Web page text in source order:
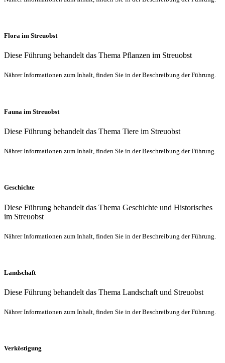
Flora im Streuobst
Diese Führung behandelt das Thema Pflanzen im Streuobst
Nährer Informationen zum Inhalt, finden Sie in der Beschreibung der Führung.
Fauna im Streuobst
Diese Führung behandelt das Thema Tiere im Streuobst
Nährer Informationen zum Inhalt, finden Sie in der Beschreibung der Führung.
Geschichte
Diese Führung behandelt das Thema Geschichte und Historisches
im Streuobst
Nährer Informationen zum Inhalt, finden Sie in der Beschreibung der Führung.
Landschaft
Diese Führung behandelt das Thema Landschaft und Streuobst
Nährer Informationen zum Inhalt, finden Sie in der Beschreibung der Führung.
Verköstigung